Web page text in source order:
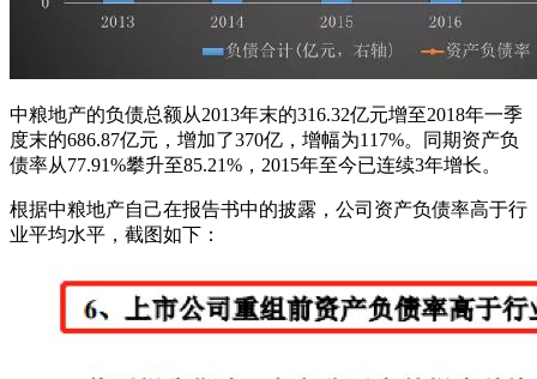
中粮地产的负债总额从2013年末的316.32亿元增至2018年一季
度末的686.87亿元，增加了370亿，增幅为117%。同期资产负
债率从77.91%攀升至85.21%，2015年至今已连续3年增长。
根据中粮地产自己在报告书中的披露，公司资产负债率高于行
业平均水平，截图如下：